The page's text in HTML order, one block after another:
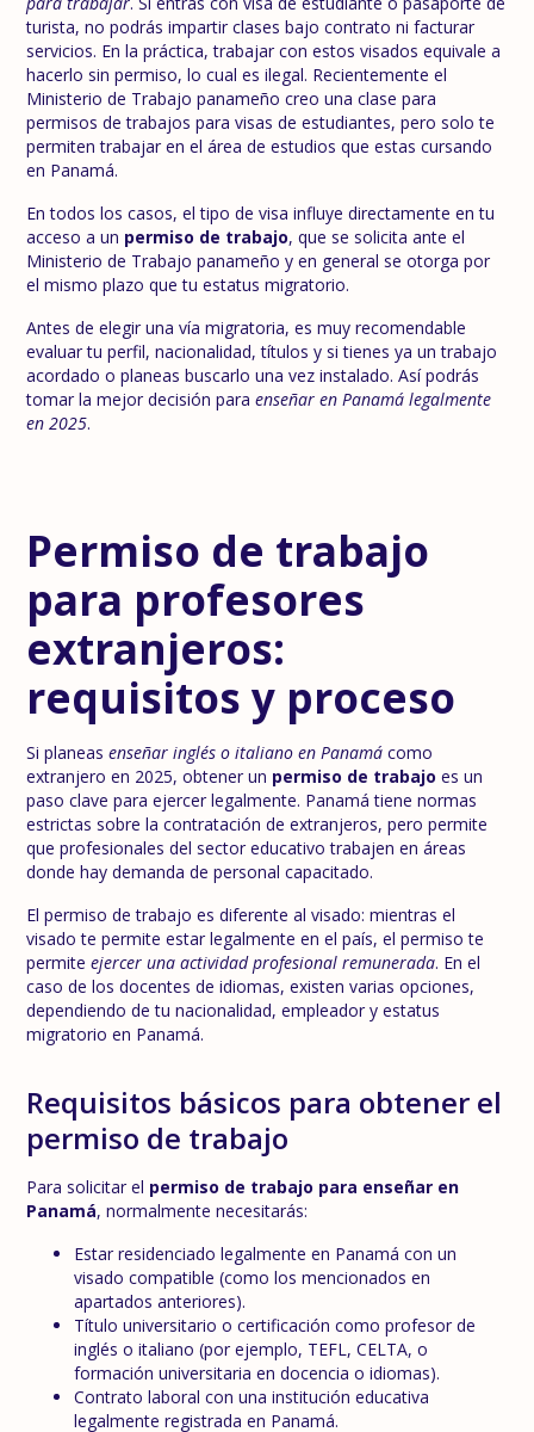
turista, no podrás impartir clases bajo contrato ni facturar
servicios. En la práctica, trabajar con estos visados equivale a
hacerlo sin permiso, lo cual es ilegal. Recientemente el
Ministerio de Trabajo panameño creo una clase para
permisos de trabajos para visas de estudiantes, pero solo te
permiten trabajar en el área de estudios que estas cursando
en Panamá.
En todos los casos, el tipo de visa influye directamente en tu
acceso a un permiso de trabajo, que se solicita ante el
Ministerio de Trabajo panameño y en general se otorga por
el mismo plazo que tu estatus migratorio.
Antes de elegir una vía migratoria, es muy recomendable
evaluar tu perfil, nacionalidad, títulos y si tienes ya un trabajo
acordado o planeas buscarlo una vez instalado. Así podrás
tomar la mejor decisión paraenseñar en Panamá legalmente
en 2025.
Permiso de trabajo
para profesores
extranjeros:
requisitos y proceso
Si planeasenseñar inglés o italiano en Panamá como
extranjero en 2025, obtener un permiso de trabajo es un
paso clave para ejercer legalmente. Panamá tiene normas
estrictas sobre la contratación de extranjeros, pero permite
que profesionales del sector educativo trabajen en áreas
donde hay demanda de personal capacitado.
El permiso de trabajo es diferente al visado: mientras el
visado te permite estar legalmente en el país, el permiso te
permiteejercer una actividad profesional remunerada. En el
caso de los docentes de idiomas, existen varias opciones,
dependiendo de tu nacionalidad, empleador y estatus
migratorio en Panamá.
Requisitos básicos para obtener el
permiso de trabajo
Para solicitar el permiso de trabajo para enseñar en
Panamá, normalmente necesitarás:
Estar residenciado legalmente en Panamá con un
visado compatible (como los mencionados en
apartados anteriores).
Título universitario o certificación como profesor de
inglés o italiano (por ejemplo, TEFL, CELTA, o
formación universitaria en docencia o idiomas).
Contrato laboral con una institución educativa
legalmente registrada en Panamá.